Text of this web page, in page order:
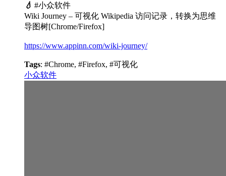
💧 #小众软件
Wiki Journey – 可视化 Wikipedia 访问记录，转换为思维
导图树[Chrome/Firefox]
https://www.appinn.com/wiki-journey/
Tags: #Chrome, #Firefox, #可视化
小众软件